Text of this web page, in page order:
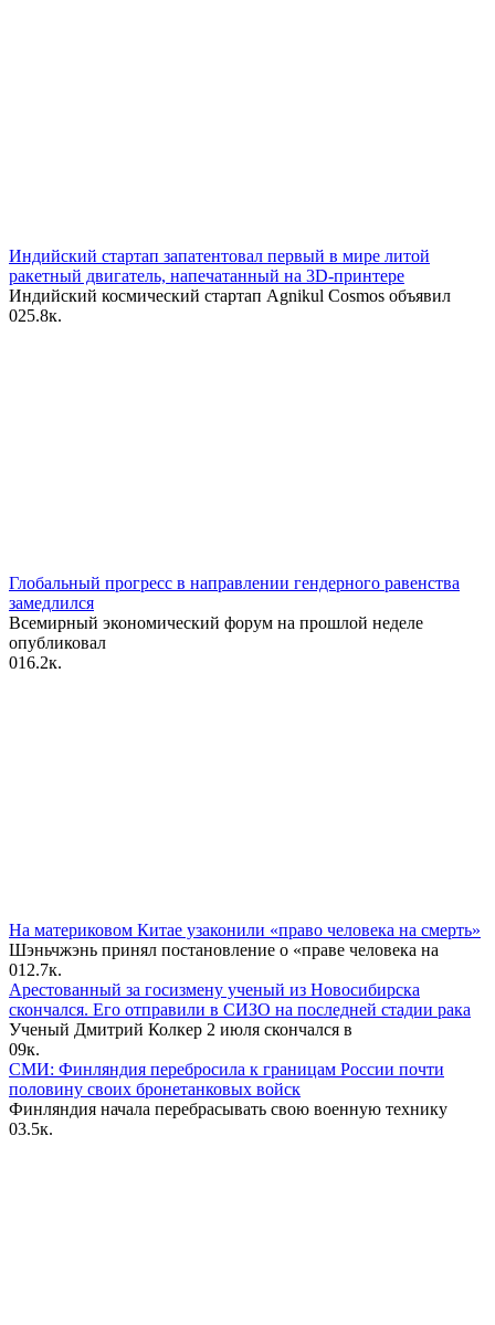
Индийский стартап запатентовал первый в мире литой
ракетный двигатель, напечатанный на 3D-принтере
Индийский космический стартап Agnikul Cosmos объявил
025.8к.
Глобальный прогресс в направлении гендерного равенства
замедлился
Всемирный экономический форум на прошлой неделе
опубликовал
016.2к.
На материковом Китае узаконили «право человека на смерть»
Шэньчжэнь принял постановление о «праве человека на
012.7к.
Арестованный за госизмену ученый из Новосибирска
скончался. Его отправили в СИЗО на последней стадии рака
Ученый Дмитрий Колкер 2 июля скончался в
09к.
СМИ: Финляндия перебросила к границам России почти
половину своих бронетанковых войск
Финляндия начала перебрасывать свою военную технику
03.5к.